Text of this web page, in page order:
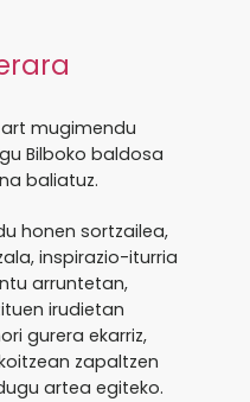
mugimendu
Bilboko baldosa
baliatuz.
honen sortzailea,
inspirazio-iturria
arruntetan,
irudietan
gurera ekarriz,
zapaltzen
artea egiteko.